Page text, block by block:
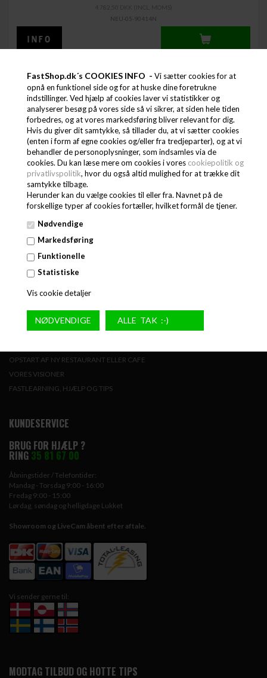
FastShop.dk´s COOKIES INFO - Vi sætter cookies for at
opnå en funktionel side og for at huske dine foretrukne
indstillinger. Ved hjælp af cookies laver vi statistikker og
analyserer besøg på vores side så vi sikrer, at siden hele tiden
forbedres, og at vores markedsføring bliver relevant for dig.
Hvis du giver dit samtykke, så tillader du, at vi sætter cookies
(enten i form af egne cookies og/eller fra tredjeparter), og at vi
behandler de personoplysninger, som indsamles via de
cookies. Du kan læse mere om cookies i vores cookiepolitik og
privatlivspolitik, hvor du også altid mulighed for at trække dit
samtykke tilbage.
Herunder kan du vælge cookies til eller fra. Navnet på de
forskellige typer af cookies fortæller, hvilket formål de tjener.
Nødvendige
Markedsføring
Funktionelle
Statistiske
Vis cookie detaljer
NEU-05-90414N
GENVEJE
REFERENCER
PROFIL OG MEDARBEJDER
VILKÅR
FAQ ALT OM STORKØKKEN
NYHEDER
WEBCAM / SHOWROOM
OPSTART AF NY RESTAURANT ELLER CAFE
VORES VISIONER
FASTLEARNING, HJÆLP OG TIPS
KUNDESERVICE
BRUG FOR HJÆLP ?
RING 35 81 67 00
Åbningstider / Telefontider:
Mandag - Torsdag 9:00 - 16:00
Fredag 9:00 - 15:00
Lørdag, søndag og helligdage Lukket
Showroom og LiveCam åbent efter aftale.
Vi sender gerne til:
MODTAG TILBUD OG HOTTE TIPS